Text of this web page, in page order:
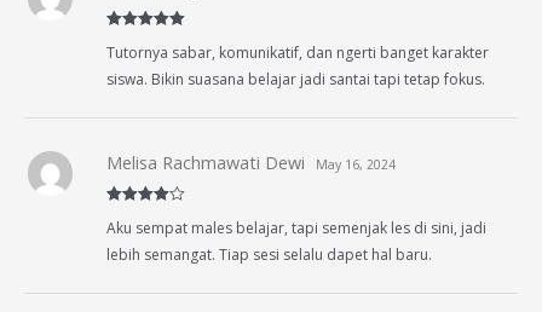
of 5
Tutornya sabar, komunikatif, dan ngerti banget karakter
siswa. Bikin suasana belajar jadi santai tapi tetap fokus.
out of 5
Melisa Rachmawati Dewi May 16, 2024
Aku sempat males belajar, tapi semenjak les di sini, jadi
lebih semangat. Tiap sesi selalu dapet hal baru.